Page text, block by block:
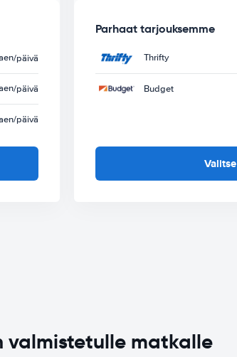
/päivä
/päivä
/päivä
Parhaat tarjouksemme
Thrifty
Budget
Valitse
valmistetulle matkalle